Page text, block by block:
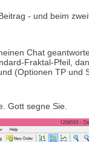
- und beim
Chat
Fraktal-Pfeil,
(Optionen TP und
Gott segne Sie.